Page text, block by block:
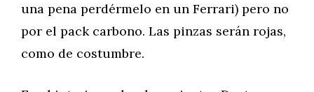
una pena perdérmelo en un Ferrari) pero no
por el pack carbono. Las pinzas serán rojas,
como de costumbre.